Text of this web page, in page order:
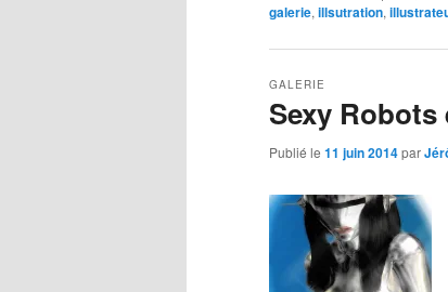
galerie, illsutration,
Sexy
GALERIE
Publié le 11 juin 2014par